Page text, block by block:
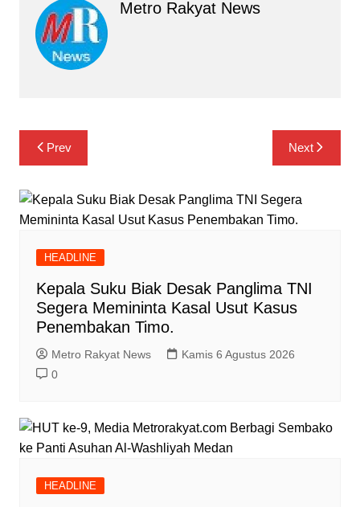
Metro Rakyat News
Navigasi
pos
Prev Next
HEADLINE
Kepala Suku Biak Desak Panglima TNI
Segera Memininta Kasal Usut Kasus
Penembakan Timo.
Metro Rakyat News
Kamis 6 Agustus 2026
0
HEADLINE